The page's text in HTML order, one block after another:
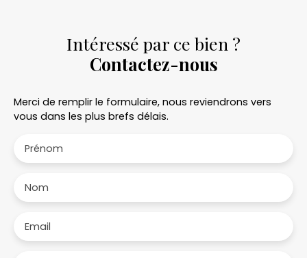
Intéressé par ce bien ?
Contactez-nous
Merci de remplir le formulaire, nous reviendrons vers
vous dans les plus brefs délais.
Prénom
Nom
Email